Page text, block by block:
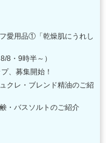
愛用品①「乾燥肌にうれし
8・9時半～）
、募集開始！
クレ・ブレンド精油のご紹
鹸・バスソルトのご紹介